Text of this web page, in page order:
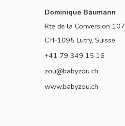
Dominique Baumann
Rte de la Conversion 107
CH-1095 Lutry, Suisse
+41 79 349 15 16
zou@babyzou.ch
www.babyzou.ch